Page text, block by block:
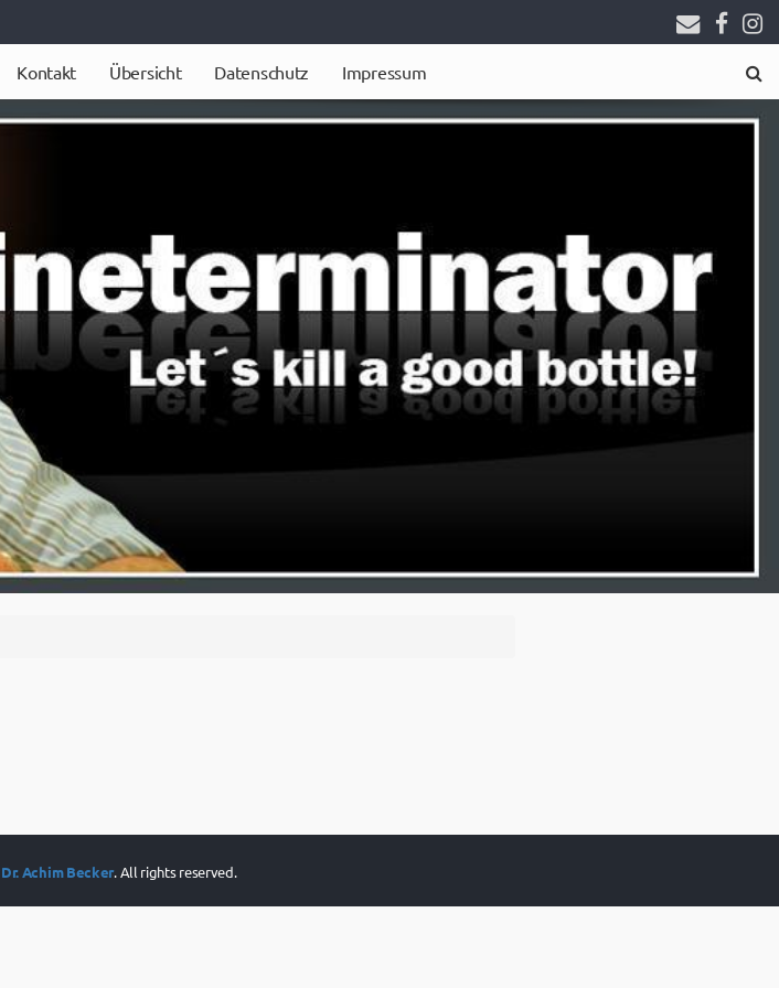
Kontakt Übersicht Datenschutz Impressum
Dr. Achim Becker. All rights reserved.